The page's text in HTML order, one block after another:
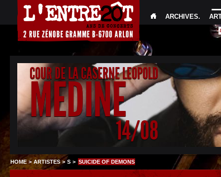
ARCHIVES.
COUR DE LA CASERNE LEOPOLD
MEDINE
14/08
HOME >ARTISTES>S > SUICIDE OF DEMONS